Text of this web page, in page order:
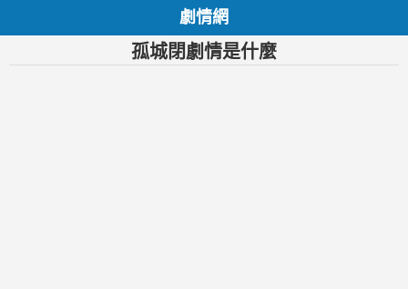
劇情網
孤城閉劇情是什麼